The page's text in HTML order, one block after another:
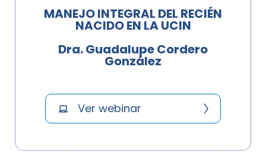
MANEJO INTEGRAL DEL RECIÉN
NACIDO EN LA UCIN
Dra. Guadalupe Cordero
González
Ver webinar